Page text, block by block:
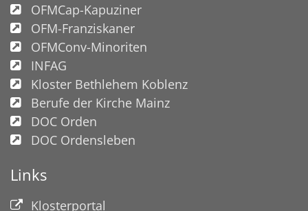
OFMCap-Kapuziner
OFM-Franziskaner
OFMConv-Minoriten
INFAG
Kloster Bethlehem Koblenz
Berufe der Kirche Mainz
DOC Orden
DOC Ordensleben
Links
Klosterportal